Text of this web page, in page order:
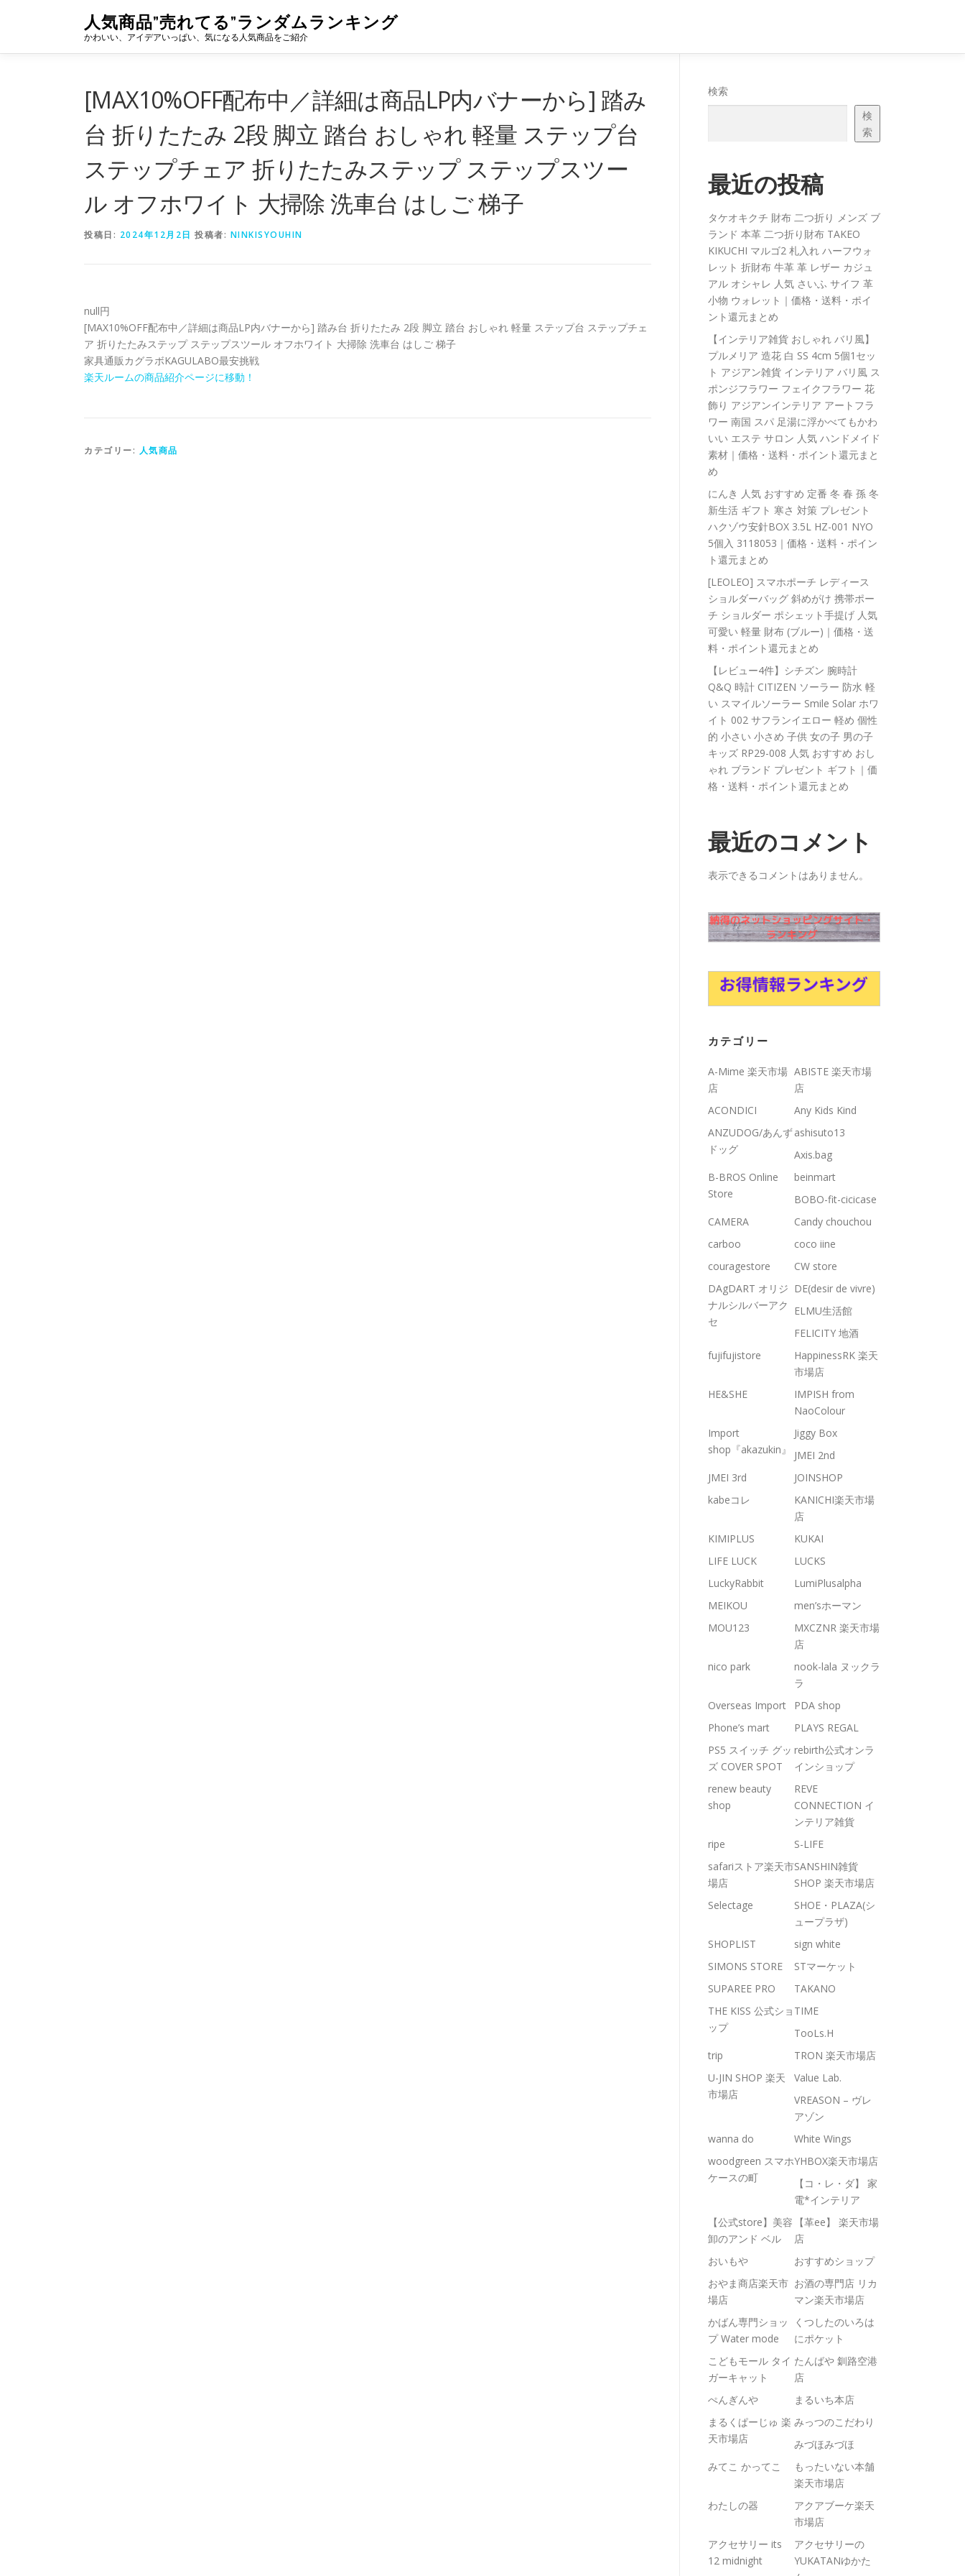
ン
人気商品”売れてる”ランダムランキング
かわいい、アイデアいっぱい、気になる人気商品をご紹介
[MAX10%OFF配布中／詳細は商品LP内バナーから] 踏み
台 折りたたみ 2段 脚立 踏台 おしゃれ 軽量 ステップ台
ステップチェア 折りたたみステップ ステップスツー
ル オフホワイト 大掃除 洗車台 はしご 梯子
投稿日: 2024年12月2日 投稿者: NINKISYOUHIN
null円
[MAX10%OFF配布中／詳細は商品LP内バナーから] 踏み台 折りたたみ 2段 脚立 踏台 おしゃれ 軽量 ステップ台 ステップチェ
ア 折りたたみステップ ステップスツール オフホワイト 大掃除 洗車台 はしご 梯子
家具通販カグラボKAGULABO最安挑戦
楽天ルームの商品紹介ページに移動！
カテゴリー: 人気商品
検索
検
索
最近の投稿
タケオキクチ 財布 二つ折り メンズ ブ
ランド 本革 二つ折り財布 TAKEO
KIKUCHI マルゴ2 札入れ ハーフウォ
レット 折財布 牛革 革 レザー カジュ
アル オシャレ 人気 さいふ サイフ 革
小物 ウォレット｜価格・送料・ポイ
ント還元まとめ
【インテリア雑貨 おしゃれ バリ風】
プルメリア 造花 白 SS 4cm 5個1セッ
ト アジアン雑貨 インテリア バリ風 ス
ポンジフラワー フェイクフラワー 花
飾り アジアンインテリア アートフラ
ワー 南国 スパ 足湯に浮かべてもかわ
いい エステ サロン 人気 ハンドメイド
素材｜価格・送料・ポイント還元まと
め
にんき 人気 おすすめ 定番 冬 春 孫 冬
新生活 ギフト 寒さ 対策 プレゼント
ハクゾウ安針BOX 3.5L HZ-001 NYO
5個入 3118053｜価格・送料・ポイン
ト還元まとめ
[LEOLEO] スマホポーチ レディース
ショルダーバッグ 斜めがけ 携帯ポー
チ ショルダー ポシェット手提げ 人気
可愛い 軽量 財布 (ブルー)｜価格・送
料・ポイント還元まとめ
【レビュー4件】シチズン 腕時計
Q&Q 時計 CITIZEN ソーラー 防水 軽
い スマイルソーラー Smile Solar ホワ
イト 002 サフランイエロー 軽め 個性
的 小さい 小さめ 子供 女の子 男の子
キッズ RP29-008 人気 おすすめ おし
ゃれ ブランド プレゼント ギフト｜価
格・送料・ポイント還元まとめ
最近のコメント
表示できるコメントはありません。
カテゴリー
A-Mime 楽天市場
店
ABISTE 楽天市場
店
ACONDICI
Any Kids Kind
ANZUDOG/あんず
ドッグ
ashisuto13
Axis.bag
B-BROS Online
Store
beinmart
BOBO-fit-cicicase
CAMERA
Candy chouchou
carboo
coco iine
couragestore
CW store
DAgDART オリジ
ナルシルバーアク
セ
DE(desir de vivre)
ELMU生活館
FELICITY 地酒
fujifujistore
HappinessRK 楽天
市場店
HE&SHE
IMPISH from
NaoColour
Import
shop『akazukin』
Jiggy Box
JMEI 2nd
JMEI 3rd
JOINSHOP
kabeコレ
KANICHI楽天市場
店
KIMIPLUS
KUKAI
LIFE LUCK
LUCKS
LuckyRabbit
LumiPlusalpha
MEIKOU
men’sホーマン
MOU123
MXCZNR 楽天市場
店
nico park
nook-lala ヌックラ
ラ
Overseas Import
PDA shop
Phone’s mart
PLAYS REGAL
PS5 スイッチ グッ
ズ COVER SPOT
rebirth公式オンラ
インショップ
renew beauty
shop
REVE
CONNECTION イ
ンテリア雑貨
ripe
S-LIFE
safariストア楽天市
場店
SANSHIN雑貨
SHOP 楽天市場店
Selectage
SHOE・PLAZA(シ
ュープラザ)
SHOPLIST
sign white
SIMONS STORE
STマーケット
SUPAREE PRO
TAKANO
THE KISS 公式ショ
ップ
TIME
TooLs.H
trip
TRON 楽天市場店
U-JIN SHOP 楽天
市場店
Value Lab.
VREASON – ヴレ
アゾン
wanna do
White Wings
woodgreen スマホ
ケースの町
YHBOX楽天市場店
【コ・レ・ダ】 家
電*インテリア
【公式store】美容
卸のアンド ベル
【革ee】 楽天市場
店
おいもや
おすすめショップ
おやま商店楽天市
場店
お酒の専門店 リカ
マン楽天市場店
かばん専門ショッ
プ Water mode
くつしたのいろは
にポケット
こどもモール タイ
ガーキャット
たんばや 釧路空港
店
ぺんぎんや
まるいち本店
まるくぱーじゅ 楽
天市場店
みっつのこだわり
みづほみづほ
みてこ かってこ
もったいない本舗
楽天市場店
わたしの器
アクアブーケ楽天
市場店
アクセサリー its
12 midnight
アクセサリーの
YUKATANゆかた